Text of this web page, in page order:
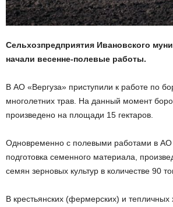
Сельхозпредприятия Ивановского
начали весенне-полевые работы.
В АО «Вергуза» приступили к работе по
многолетних трав. На данный момент
произведено на площади 15 гектаров.
Одновременно с полевыми работами в АО
подготовка семенного материала,
семян зерновых культур в количестве 90
В крестьянских (фермерских) и тепличных